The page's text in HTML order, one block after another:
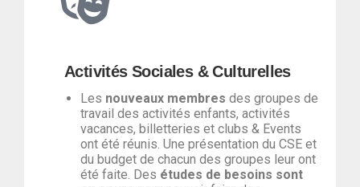
Activités Sociales & Culturelles
Les nouveaux membres des groupes de
travail des activités enfants, activités
vacances, billetteries et clubs & Events
ont été réunis. Une présentation du CSE et
du budget de chacun des groupes leur ont
été faite. Des études de besoins sont